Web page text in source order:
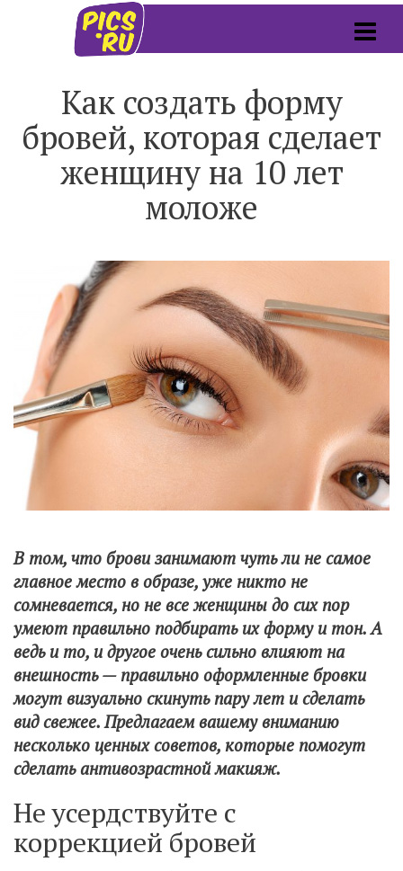
Как создать форму
бровей, которая сделает
женщину на 10 лет
моложе
В том, что брови занимают чуть ли не самое
главное место в образе, уже никто не
сомневается, но не все женщины до сих пор
умеют правильно подбирать их форму и тон. А
ведь и то, и другое очень сильно влияют на
внешность — правильно оформленные бровки
могут визуально скинуть пару лет и сделать
вид свежее. Предлагаем вашему вниманию
несколько ценных советов, которые помогут
сделать антивозрастной макияж.
Не усердствуйте с
коррекцией бровей